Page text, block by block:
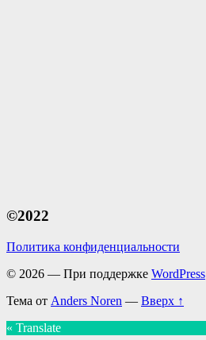
©2022
Политика конфиденциальности
© 2026 — При поддержке WordPress
Тема от Anders Noren — Вверх ↑
« Translate